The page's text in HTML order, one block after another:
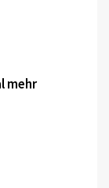
mehr